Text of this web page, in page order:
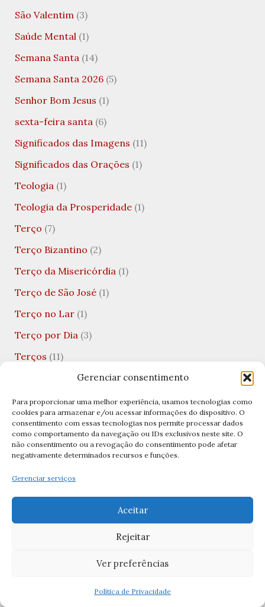
Gerenciar consentimento
Para proporcionar uma melhor experiência, usamos tecnologias como
cookies para armazenar e/ou acessar informações do dispositivo. O
consentimento com essas tecnologias nos permite processar dados
como comportamento da navegação ou IDs exclusivos neste site. O
não consentimento ou a revogação do consentimento pode afetar
negativamente determinados recursos e funções.
Gerenciar serviços
Aceitar
Rejeitar
Ver preferências
Política de Privacidade
São Valentim (3)
Saúde Mental (1)
Semana Santa (14)
Semana Santa 2026(5)
Senhor Bom Jesus (1)
sexta-feira santa (6)
Significados das Imagens (11)
Significados das Orações (1)
Teologia (1)
Teologia da Prosperidade(1)
Terço (7)
Terço Bizantino (2)
Terço da Misericórdia (1)
Terço de São José(1)
Terço no Lar(1)
Terço por Dia (3)
Terços (11)
Terços Católicos(11)
Tradições Católicas(5)
Uncategorized(10)
Valentine's Day(1)
Viagens Católicas
Vida Financeira
Visitação de Nossa Senhora(1)